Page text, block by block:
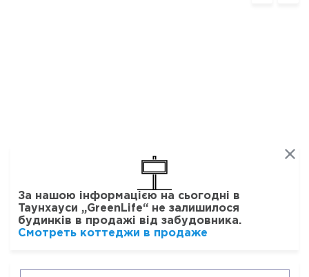
За нашою інформацією на сьогодні в
Таунхауси „GreenLife“ не залишилося
будинків в продажі від забудовника.
Смотреть коттеджи в продаже